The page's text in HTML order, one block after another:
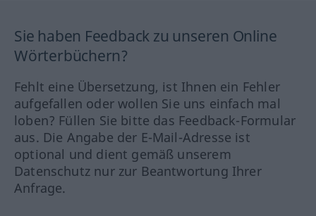
Sie haben Feedback zu unseren Online
Wörterbüchern?
Fehlt eine Übersetzung, ist Ihnen ein Fehler
aufgefallen oder wollen Sie uns einfach mal
loben? Füllen Sie bitte das Feedback-Formular
aus. Die Angabe der E-Mail-Adresse ist
optional und dient gemäß unserem
Datenschutz nur zur Beantwortung Ihrer
Anfrage.